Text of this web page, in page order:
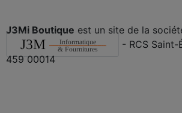
J3Mi Boutique est un site de la
- RCS Saint-
459 00014